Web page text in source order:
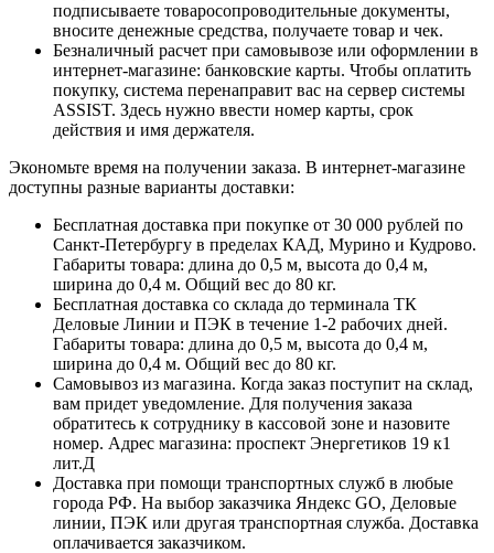
подписываете товаросопроводительные документы,
вносите денежные средства, получаете товар и чек.
Безналичный расчет при самовывозе или оформлении в
интернет-магазине: банковские карты. Чтобы оплатить
покупку, система перенаправит вас на сервер системы
ASSIST. Здесь нужно ввести номер карты, срок
действия и имя держателя.
Экономьте время на получении заказа. В интернет-магазине
доступны разные варианты доставки:
Бесплатная доставка при покупке от 30 000 рублей по
Санкт-Петербургу в пределах КАД, Мурино и Кудрово.
Габариты товара: длина до 0,5 м, высота до 0,4 м,
ширина до 0,4 м. Общий вес до 80 кг.
Бесплатная доставка со склада до терминала ТК
Деловые Линии и ПЭК в течение 1-2 рабочих дней.
Габариты товара: длина до 0,5 м, высота до 0,4 м,
ширина до 0,4 м. Общий вес до 80 кг.
Самовывоз из магазина. Когда заказ поступит на склад,
вам придет уведомление. Для получения заказа
обратитесь к сотруднику в кассовой зоне и назовите
номер. Адрес магазина: проспект Энергетиков 19 к1
лит.Д
Доставка при помощи транспортных служб в любые
города РФ. На выбор заказчика Яндекс GO, Деловые
линии, ПЭК или другая транспортная служба. Доставка
оплачивается заказчиком.